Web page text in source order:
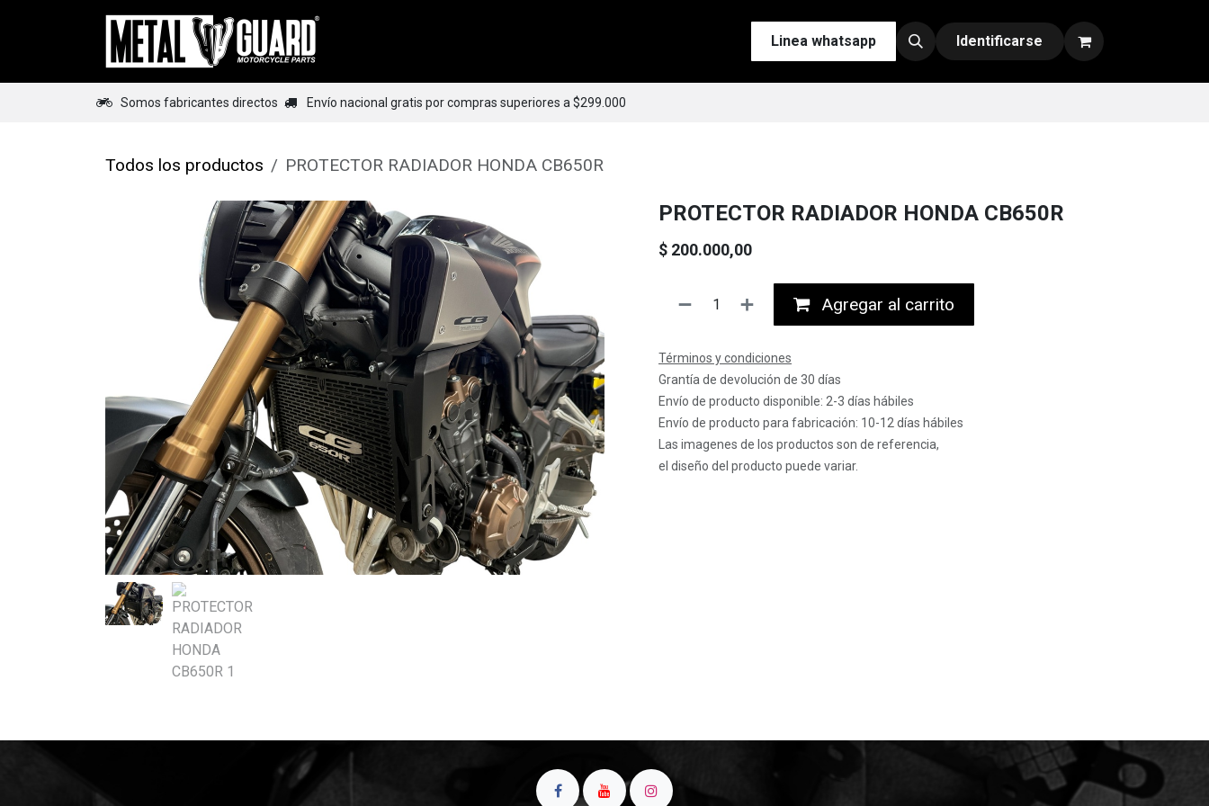
Ir al contenido
Esenciales Contáctenos Nuestras Redes y Canales de Venta
Linea whatsapp Identificarse
Somos fabricantes directos Envío nacional gratis por compras superiores a $299.000
Todos los productos PROTECTOR RADIADOR HONDA CB650R
PROTECTOR RADIADOR HONDA CB650R
$ 200.000,00
Agregar al carrito
Términos y condiciones
Grantía de devolución de 30 días
Envío de producto disponible: 2-3 días hábiles
Envío de producto para fabricación: 10-12 días hábiles
Las imagenes de los productos son de referencia,
el diseño del producto puede variar.